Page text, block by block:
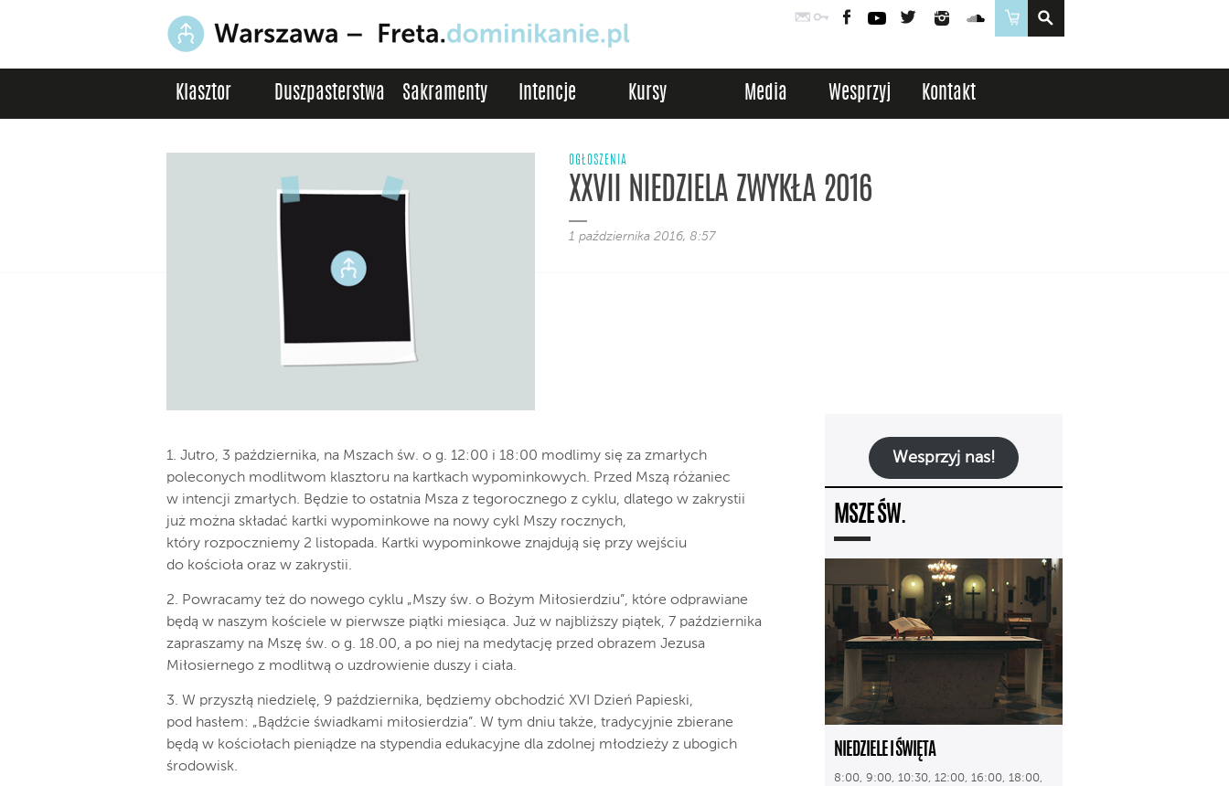
PocztaLogowanie
FacebookYouTubeTwitter InstagramSoundCloud
Sklep
Klasztor Duszpasterstwa Sakramenty Intencje Kursy Media Wesprzyj Kontakt
OGŁOSZENIA
XXVII NIEDZIELA ZWYKŁA 2016
1 października 2016, 8:57
1. Jutro, 3 października, na Mszach św. o g. 12:00 i 18:00 modlimy się za zmarłych
poleconych modlitwom klasztoru na kartkach wypominkowych. Przed Mszą różaniec
w intencji zmarłych. Będzie to ostatnia Msza z tegorocznego z cyklu, dlatego w zakrystii
już można składać kartki wypominkowe na nowy cykl Mszy rocznych,
który rozpoczniemy 2 listopada. Kartki wypominkowe znajdują się przy wejściu
do kościoła oraz w zakrystii.
2. Powracamy też do nowego cyklu „Mszy św. o Bożym Miłosierdziu”, które odprawiane
będą w naszym kościele w pierwsze piątki miesiąca. Już w najbliższy piątek, 7 października
zapraszamy na Mszę św. o g. 18.00, a po niej na medytację przed obrazem Jezusa
Miłosiernego z modlitwą o uzdrowienie duszy i ciała.
3. W przyszłą niedzielę, 9 października, będziemy obchodzić XVI Dzień Papieski,
pod hasłem: „Bądźcie świadkami miłosierdzia”. W tym dniu także, tradycyjnie zbierane
będą w kościołach pieniądze na stypendia edukacyjne dla zdolnej młodzieży z ubogich
środowisk.
Wesprzyj nas!
MSZE ŚW.
NIEDZIELE I ŚWIĘTA
8:00, 9:00, 10:30, 12:00, 16:00, 18:00,